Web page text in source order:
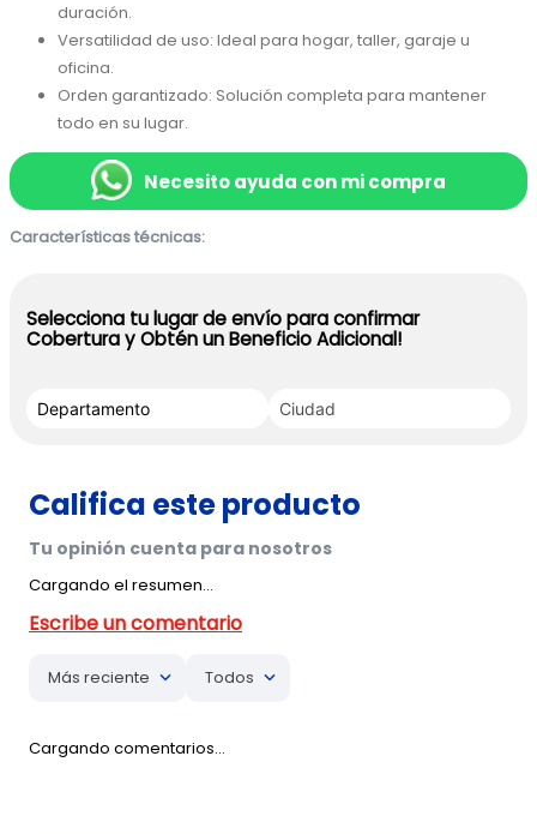
duración.
Versatilidad de uso: Ideal para hogar, taller, garaje u
oficina.
Orden garantizado: Solución completa para mantener
todo en su lugar.
Necesito ayuda con mi compra
Características técnicas:
Selecciona tu lugar de envío para confirmar
Cobertura y Obtén un Beneficio Adicional!
Cargando el resumen…
Más reciente Todos
Cargando comentarios…